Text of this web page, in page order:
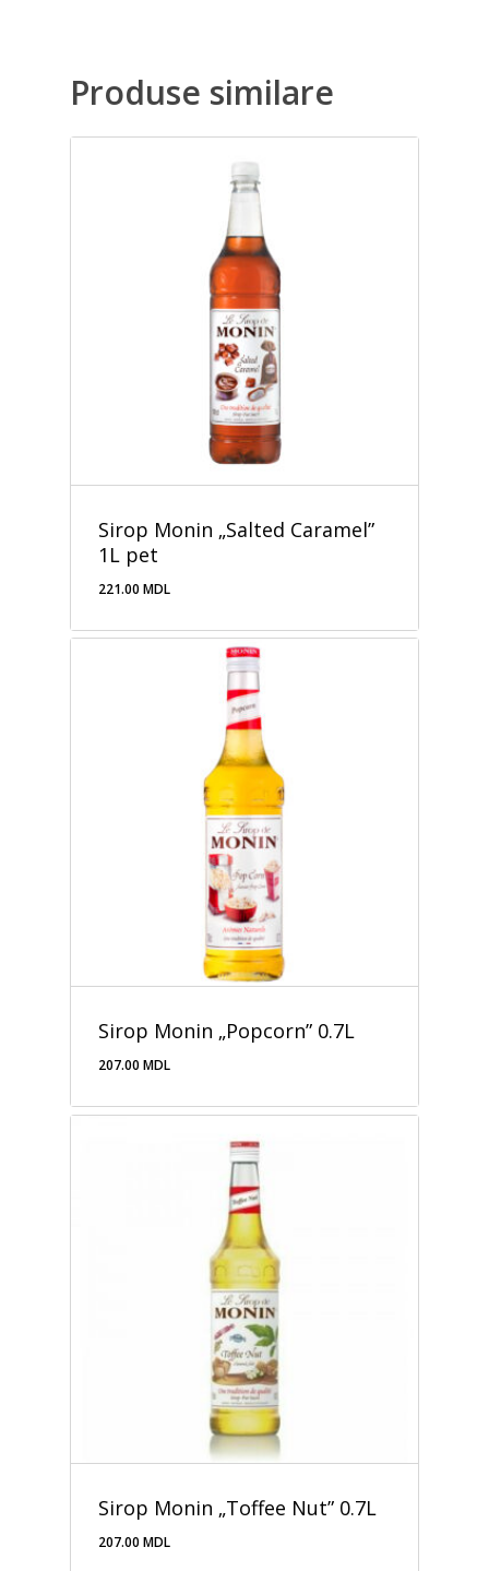
Produse similare
Sirop Monin „Salted Caramel”
1L pet
221.00 MDL
Sirop Monin „Popcorn” 0.7L
207.00 MDL
Sirop Monin „Toffee Nut” 0.7L
207.00 MDL